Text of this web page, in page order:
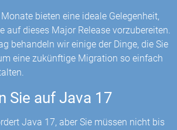
bieten eine ideale Gelegenheit,
auf dieses Major Release vorzubereiten.
behandeln wir einige der Dinge, die Sie
eine zukünftige Migration so einfach
Sie auf Java 17
Java 17, aber Sie müssen nicht bis